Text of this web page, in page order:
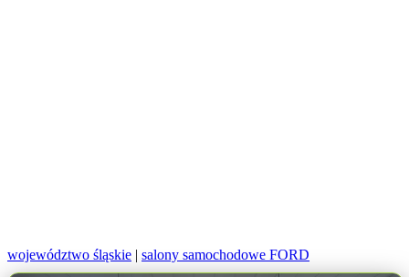
województwo śląskie | salony samochodowe FORD